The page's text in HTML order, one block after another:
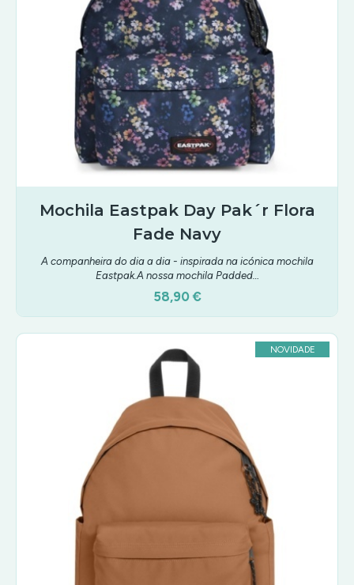
Mochila Eastpak Day Pak´r Flora
Fade Navy
A companheira do dia a dia - inspirada na icónica mochila
Eastpak.A nossa mochila Padded…
58,90 €
NOVIDADE